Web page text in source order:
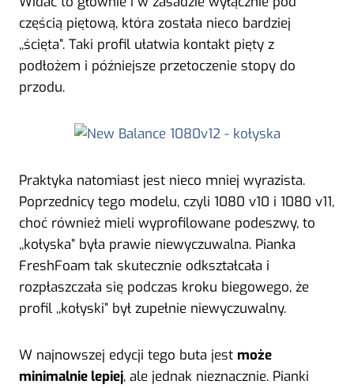
częścią piętową, która została nieco bardziej
,,ścięta”. Taki profil ułatwia kontakt pięty z
podłożem i późniejsze przetoczenie stopy do
przodu.
Praktyka natomiast jest nieco mniej wyrazista.
Poprzednicy tego modelu, czyli 1080 v10 i 1080 v11,
choć również mieli wyprofilowane podeszwy, to
,,kołyska” była prawie niewyczuwalna. Pianka
FreshFoam tak skutecznie odkształcała i
rozpłaszczała się podczas kroku biegowego, że
profil ,,kołyski” był zupełnie niewyczuwalny.
W najnowszej edycji tego buta jest może
minimalnie lepiej, ale jednak nieznacznie. Pianki